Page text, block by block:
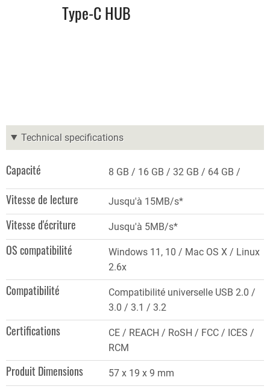
Type-C HUB
Technical specifications
Capacité 8 GB 16 GB 32 GB 64 GB
Vitesse de lecture Jusqu'à 15MB/s*
Vitesse d'écriture Jusqu'à 5MB/s*
OS compatibilité
Windows 11, 10 / Mac OS X / Linux
2.6x
Compatibilité
Compatibilité universelle USB 2.0 /
3.0 / 3.1 / 3.2
Certifications
CE / REACH / RoSH / FCC / ICES /
RCM
Produit Dimensions 57 x 19 x 9 mm